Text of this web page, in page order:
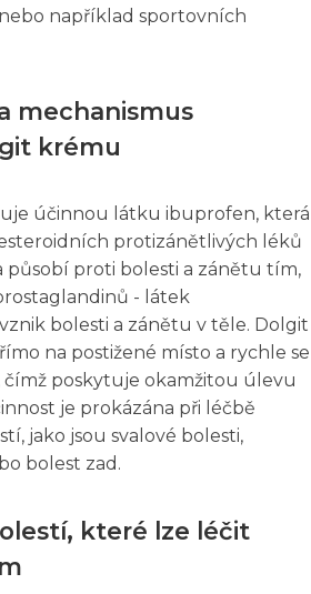
například sportovních
mechanismus
krému
účinnou látku ibuprofen, která
protizánětlivých léků
působí proti bolesti a zánětu tím,
- látek
bolesti a zánětu v těle. Dolgit
na postižené místo a rychle se
čímž poskytuje okamžitou úlevu
je prokázána při léčbě
jako jsou svalové bolesti,
bolest zad.
které lze léčit